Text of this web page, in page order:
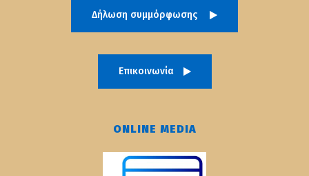
Δήλωση συμμόρφωσης
Επικοινωνία
ONLINE MEDIA